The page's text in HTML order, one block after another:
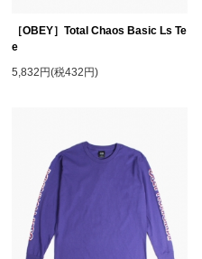
［OBEY］Total Chaos Basic Ls Te
e
5,832円(税432円)